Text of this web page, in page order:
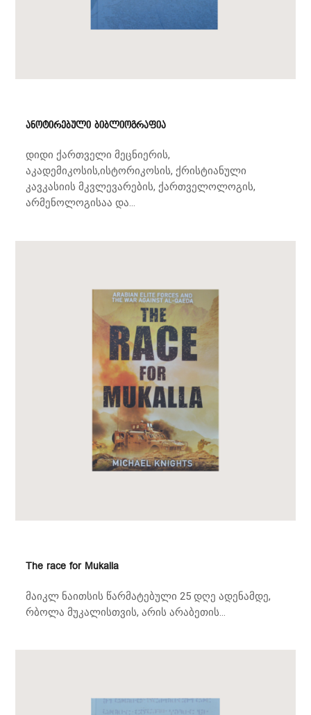
ანოტირებული ბიბლიოგრაფია
დიდი ქართველი მეცნიერის,
აკადემიკოსის,ისტორიკოსის, ქრისტიანული
კავკასიის მკვლევარების, ქართველოლოგის,
არმენოლოგისაა და...
The race for Mukalla
მაიკლ ნაითსის წარმატებული 25 დღე ადენამდე,
რბოლა მუკალისთვის, არის არაბეთის...